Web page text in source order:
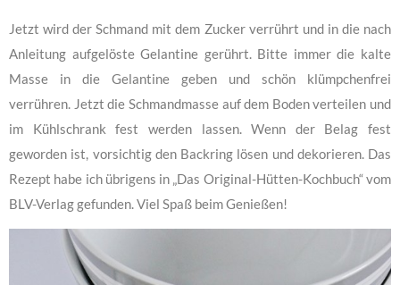
Jetzt wird der Schmand mit dem Zucker verrührt und in die nach
Anleitung aufgelöste Gelantine gerührt. Bitte immer die kalte
Masse in die Gelantine geben und schön klümpchenfrei
verrühren. Jetzt die Schmandmasse auf dem Boden verteilen und
im Kühlschrank fest werden lassen. Wenn der Belag fest
geworden ist, vorsichtig den Backring lösen und dekorieren. Das
Rezept habe ich übrigens in „Das Original-Hütten-Kochbuch“ vom
BLV-Verlag gefunden. Viel Spaß beim Genießen!